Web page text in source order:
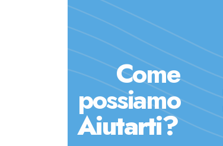
Come
possiamo
Aiutarti?